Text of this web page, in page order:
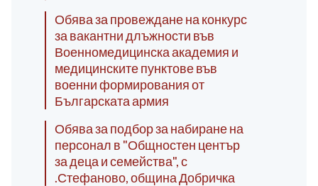
Обява за провеждане на конкурс
за вакантни длъжности във
Военномедицинска академия и
медицинските пунктове във
военни формирования от
Българската армия
Обява за подбор за набиране на
персонал в "Общностен център
за деца и семейства", с
.Стефаново, община Добричка